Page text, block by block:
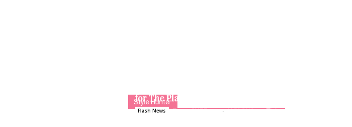
Style Hunter
for The Planet
Flash News Team GLITZmag - 11/09/2019 0